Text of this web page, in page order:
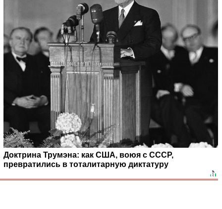
Доктрина Трумэна: как США, воюя с СССР,
превратились в тоталитарную диктатуру